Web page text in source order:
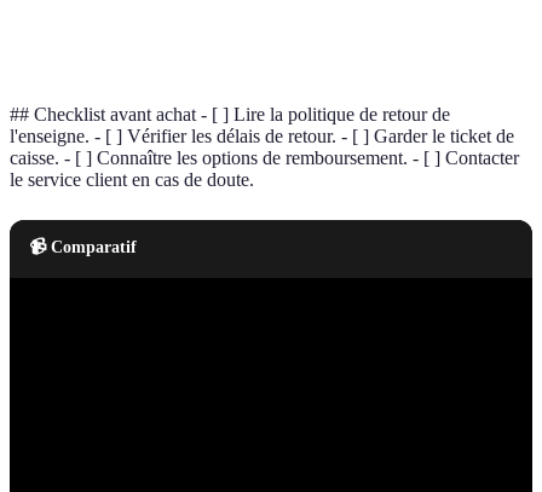
## Checklist avant achat - [ ] Lire la politique de retour de
l'enseigne. - [ ] Vérifier les délais de retour. - [ ] Garder le ticket de
caisse. - [ ] Connaître les options de remboursement. - [ ] Contacter
le service client en cas de doute.
📹 Comparatif